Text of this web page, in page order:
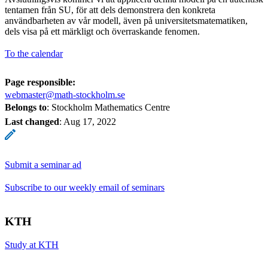
tentamen från SU, för att dels demonstrera den konkreta
användbarheten av vår modell, även på universitetsmatematiken,
dels visa på ett märkligt och överraskande fenomen.
To the calendar
Page responsible:
webmaster@math-stockholm.se
Belongs to: Stockholm Mathematics Centre
Last changed: Aug 17, 2022
Submit a seminar ad
Subscribe to our weekly email of seminars
KTH
Study at KTH